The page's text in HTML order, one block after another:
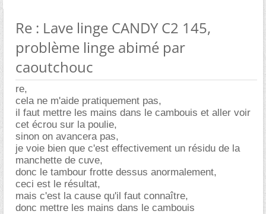
Re : Lave linge CANDY C2 145,
problème linge abimé par
caoutchouc
re,
cela ne m'aide pratiquement pas,
il faut mettre les mains dans le cambouis et aller voir
cet écrou sur la poulie,
sinon on avancera pas,
je voie bien que c'est effectivement un résidu de la
manchette de cuve,
donc le tambour frotte dessus anormalement,
ceci est le résultat,
mais c'est la cause qu'il faut connaître,
donc mettre les mains dans le cambouis